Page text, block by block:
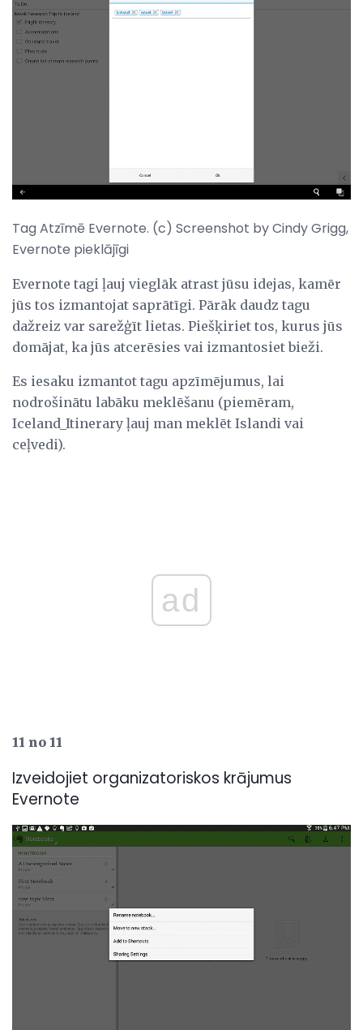
Tag Atzīmē Evernote. (c) Screenshot by Cindy Grigg,
Evernote pieklājīgi
Evernote tagi ļauj vieglāk atrast jūsu idejas, kamēr
jūs tos izmantojat saprātīgi. Pārāk daudz tagu
dažreiz var sarežģīt lietas. Piešķiriet tos, kurus jūs
domājat, ka jūs atcerēsies vai izmantosiet bieži.
Es iesaku izmantot tagu apzīmējumus, lai
nodrošinātu labāku meklēšanu (piemēram,
Iceland_Itinerary ļauj man meklēt Islandi vai
ceļvedi).
ad
11 no 11
Izveidojiet organizatoriskos krājumus
Evernote